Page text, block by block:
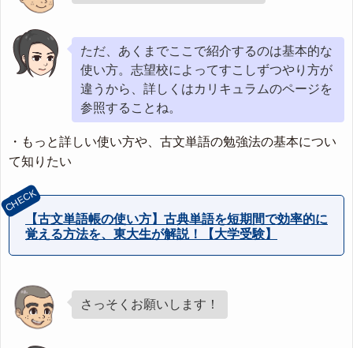
ただ、あくまでここで紹介するのは基本的な
使い方。志望校によってすこしずつやり方が
違うから、詳しくはカリキュラムのページを
参照することね。
・もっと詳しい使い方や、古文単語の勉強法の基本につい
て知りたい
【古文単語帳の使い方】古典単語を短期間で効率的に
覚える方法を、東大生が解説！【大学受験】
さっそくお願いします！